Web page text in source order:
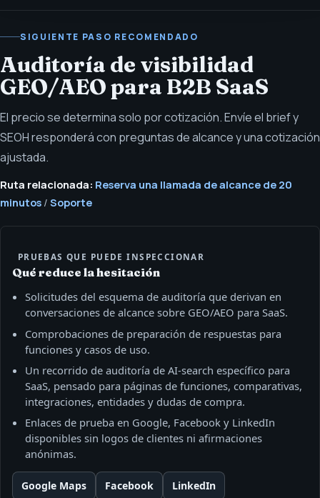
SIGUIENTE PASO RECOMENDADO
Auditoría de visibilidad
GEO/AEO para B2B SaaS
El precio se determina solo por cotización. Envíe el brief y
SEOH responderá con preguntas de alcance y una cotización
ajustada.
Ruta relacionada: Reserva una llamada de alcance de 20
minutos / Soporte
PRUEBAS QUE PUEDE INSPECCIONAR
Qué reduce la hesitación
Solicitudes del esquema de auditoría que derivan en
conversaciones de alcance sobre GEO/AEO para SaaS.
Comprobaciones de preparación de respuestas para
funciones y casos de uso.
Un recorrido de auditoría de AI-search específico para
SaaS, pensado para páginas de funciones, comparativas,
integraciones, entidades y dudas de compra.
Enlaces de prueba en Google, Facebook y LinkedIn
disponibles sin logos de clientes ni afirmaciones
anónimas.
Google Maps Facebook LinkedIn